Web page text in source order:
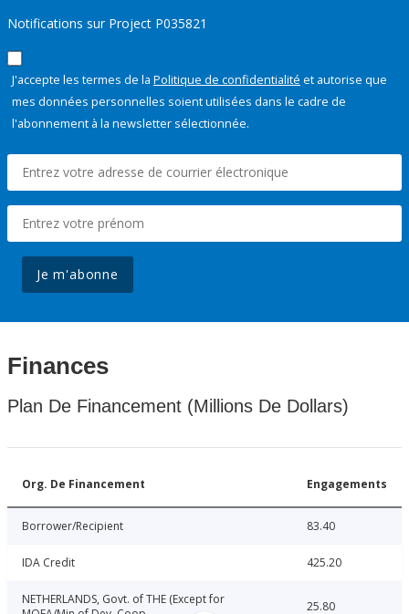
Notifications sur Project P035821
J'accepte les termes de la Politique de confidentialité et autorise que
mes données personnelles soient utilisées dans le cadre de
l'abonnement à la newsletter sélectionnée.
Je m'abonne
Finances
Plan De Financement (Millions De Dollars)
Org. De Financement Engagements
Borrower/Recipient 83.40
IDA Credit 425.20
NETHERLANDS, Govt. of THE (Except for
25.80